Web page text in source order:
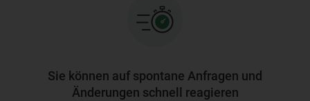
Sie können auf spontane Anfragen und
Änderungen schnell reagieren